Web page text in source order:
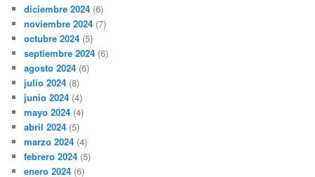
diciembre 2024 (6)
noviembre 2024 (7)
octubre 2024 (5)
septiembre 2024 (6)
agosto 2024 (6)
julio 2024 (8)
junio 2024 (4)
mayo 2024 (4)
abril 2024 (5)
marzo 2024 (4)
febrero 2024 (5)
enero 2024 (6)